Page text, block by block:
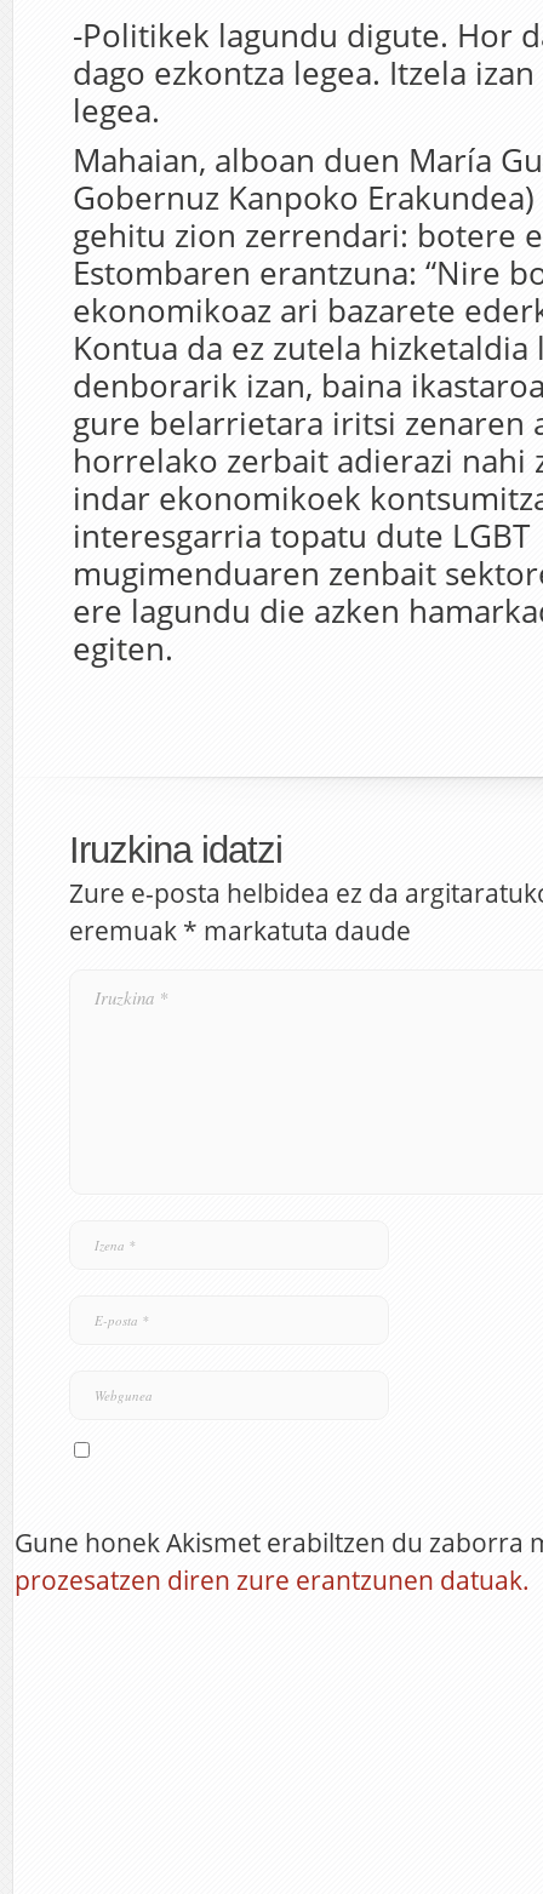
-Politikek lagundu digute. Hor
dago ezkontza legea. Itzela
legea.
Mahaian, alboan duen María
Gobernuz Kanpoko
gehitu zion zerrendari: botere
Estombaren erantzuna: “Nire
ekonomikoaz ari bazarete
Kontua da ez zutela hizketaldia
denborarik izan, baina
gure belarrietara iritsi zenaren
horrelako zerbait adierazi nahi
indar ekonomikoek
interesgarria topatu dute LGBT
mugimenduaren zenbait
ere lagundu die azken
egiten.
Iruzkina idatzi
Zure e-posta helbidea ez da
eremuak * markatuta daude
Gune honek Akismet erabiltzen du zaborra
prozesatzen diren zure erantzunen datuak.